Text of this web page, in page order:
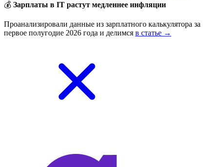
💰 Зарплаты в IT растут медленнее инфляции
Проанализировали данные из зарплатного калькулятора за
первое полугодие 2026 года и делимся в статье →